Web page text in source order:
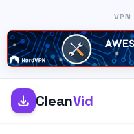
VPN
CleanVid